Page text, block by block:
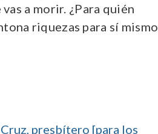
a morir. ¿Para quién
riquezas para sí mismo
presbítero [para los